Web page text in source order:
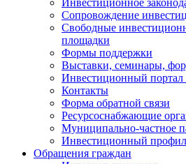
Инвестиционное
Сопровождение
Свободные
площадки
Формы поддержки
Выставки, семинары,
Инвестиционный портал
Контакты
Форма обратной связи
Ресурсоснабжающие
Муниципально-частное
Инвестиционный
Обращения граждан